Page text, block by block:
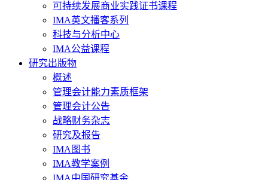
可持续发展商业实践证书课程
IMA英文播客系列
科技与分析中心
IMA公益课程
研究出版物
概述
管理会计能力素质框架
管理会计公告
战略财务杂志
研究及报告
IMA图书
IMA教学案例
IMA中国研究基金